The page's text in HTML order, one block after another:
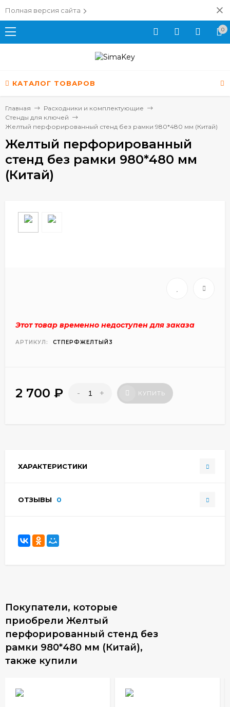
Полная версия сайта
0
КАТАЛОГ ТОВАРОВ
Главная
Расходники и комплектующие
Стенды для ключей
Желтый перфорированный стенд без рамки 980*480 мм (Китай)
Желтый перфорированный
стенд без рамки 980*480 мм
(Китай)
Этот товар временно недоступен для заказа
АРТИКУЛ: СТПЕРФЖЕЛТЫЙ3
2 700 ₽ - + КУПИТЬ
ХАРАКТЕРИСТИКИ
ОТЗЫВЫ 0
Покупатели, которые
приобрели Желтый
перфорированный стенд без
рамки 980*480 мм (Китай),
также купили